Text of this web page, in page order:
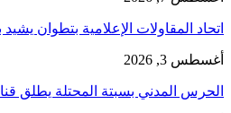
اتحاد المقاولات الإعلامية بتطوان
أغسطس 3, 2026
الحرس المدني بسبتة المحتلة يطلق